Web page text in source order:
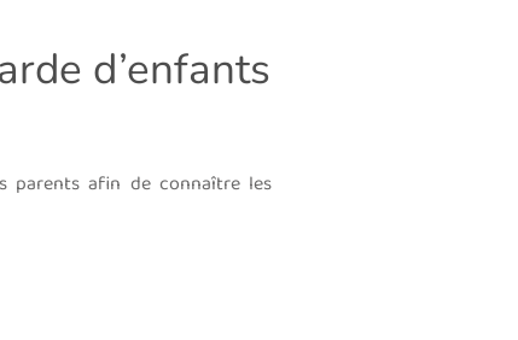
d’enfants
parents afin de connaître les